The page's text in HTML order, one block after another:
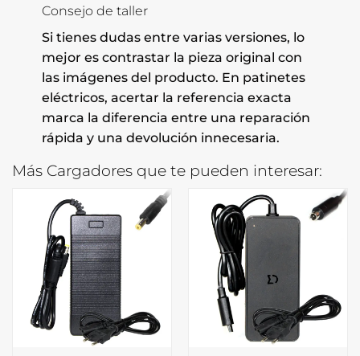
Consejo de taller
Si tienes dudas entre varias versiones, lo
mejor es contrastar la pieza original con
las imágenes del producto. En patinetes
eléctricos, acertar la referencia exacta
marca la diferencia entre una reparación
rápida y una devolución innecesaria.
Más Cargadores que te pueden interesar: